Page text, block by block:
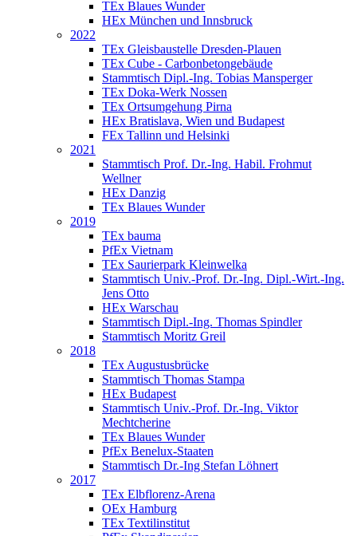
TEx Blaues Wunder
HEx München und Innsbruck
2022
TEx Gleisbaustelle Dresden-Plauen
TEx Cube - Carbonbetongebäude
Stammtisch Dipl.-Ing. Tobias Mansperger
TEx Doka-Werk Nossen
TEx Ortsumgehung Pirna
HEx Bratislava, Wien und Budapest
FEx Tallinn und Helsinki
2021
Stammtisch Prof. Dr.-Ing. Habil. Frohmut
Wellner
HEx Danzig
TEx Blaues Wunder
2019
TEx bauma
PfEx Vietnam
TEx Saurierpark Kleinwelka
Stammtisch Univ.-Prof. Dr.-Ing. Dipl.-Wirt.-Ing.
Jens Otto
HEx Warschau
Stammtisch Dipl.-Ing. Thomas Spindler
Stammtisch Moritz Greil
2018
TEx Augustusbrücke
Stammtisch Thomas Stampa
HEx Budapest
Stammtisch Univ.-Prof. Dr.-Ing. Viktor
Mechtcherine
TEx Blaues Wunder
PfEx Benelux-Staaten
Stammtisch Dr.-Ing Stefan Löhnert
2017
TEx Elbflorenz-Arena
OEx Hamburg
TEx Textilinstitut